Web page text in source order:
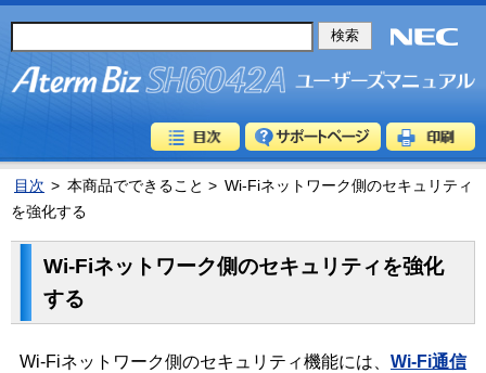
目次 > 本商品でできること > Wi-Fiネットワーク側のセキュリティ
を強化する
Wi-Fiネットワーク側のセキュリティを強化
する
Wi-Fiネットワーク側のセキュリティ機能には、 Wi-Fi通信